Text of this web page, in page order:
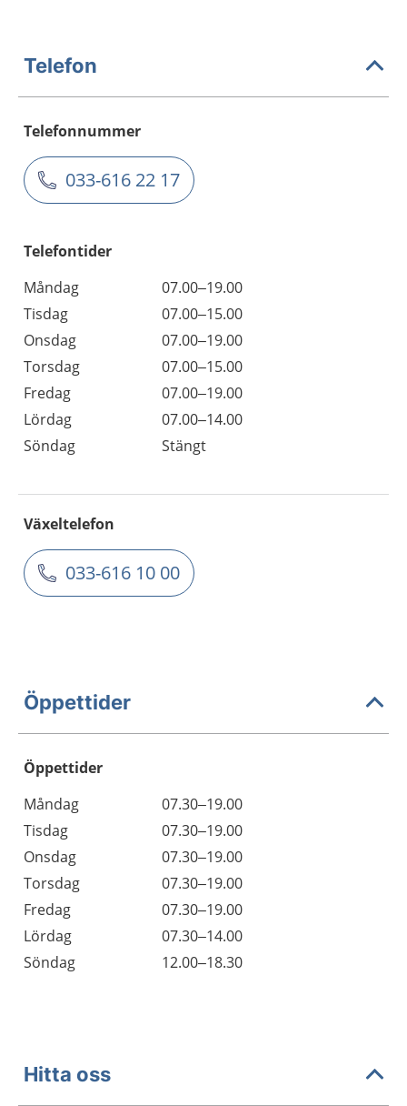
Telefon
Telefonnummer
033-616 22 17
Telefontider
Måndag
07.00–19.00
Tisdag
07.00–15.00
Onsdag
07.00–19.00
Torsdag
07.00–15.00
Fredag
07.00–19.00
Lördag
07.00–14.00
Söndag
Stängt
Växeltelefon
033-616 10 00
Öppettider
Öppettider
Dag
Öppettider
Kommentarer
Måndag
07.30–19.00
Tisdag
07.30–19.00
Onsdag
07.30–19.00
Torsdag
07.30–19.00
Fredag
07.30–19.00
Lördag
07.30–14.00
Söndag
12.00–18.30
Hitta oss